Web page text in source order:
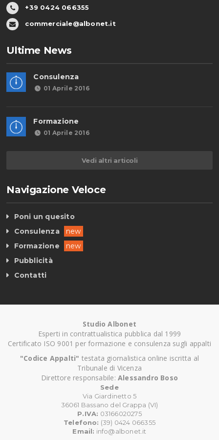
+39 0424 066355
commerciale@albonet.it
Ultime News
Consulenza
01 Aprile 2016
Formazione
01 Aprile 2016
Vedi altri articoli
Navigazione Veloce
Poni un quesito
Consulenza
new
Formazione
new
Pubblicità
Contatti
Studio Albonet
Esperti in contrattualistica pubblica dal 1999
Certificato ISO 9001 per formazione e consulenza sugli appalti
"Codice Appalti" testata giornalistica online iscritta al
Tribunale di Vicenza
Direttore responsabile: Alessandro Boso
Sede
Via Giardinetto 5
36061 Bassano del Grappa (VI)
P.IVA: 03166020275
Telefono: (39) 0424 066355
Email: info@albonet.it